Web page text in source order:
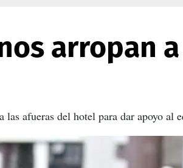
arropan
las afueras del hotel para dar apoyo al